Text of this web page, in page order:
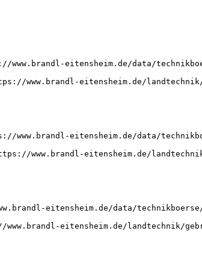
eitensheim.de/data/
www.brandl-eitensheim.de/
www.brandl-eitensheim.de/data/
www.brandl-eitensheim.de/
eitensheim.de/data/technikboerse/
eitensheim.de/landtechnik/